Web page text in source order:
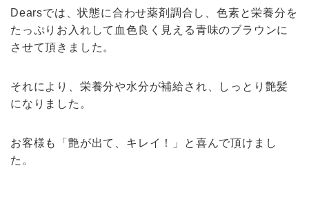
Dearsでは、状態に合わせ薬剤調合し、色素と栄養分を
たっぷりお入れして血色良く見える青味のブラウンに
させて頂きました。
それにより、栄養分や水分が補給され、しっとり艶髪
になりました。
お客様も「艶が出て、キレイ！」と喜んで頂けまし
た。